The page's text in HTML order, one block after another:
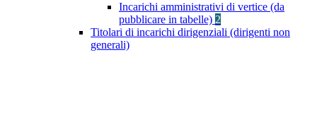
Incarichi amministrativi di vertice (da
pubblicare in tabelle) 2
Titolari di incarichi dirigenziali (dirigenti non
generali)